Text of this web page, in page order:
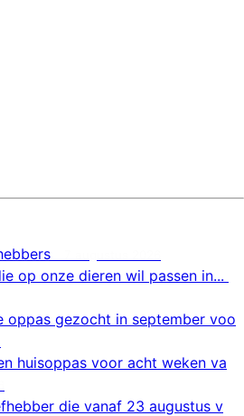
op onze dieren wil passen in...
oppas gezocht in september voo
huisoppas voor acht weken va
die vanaf 23 augustus v